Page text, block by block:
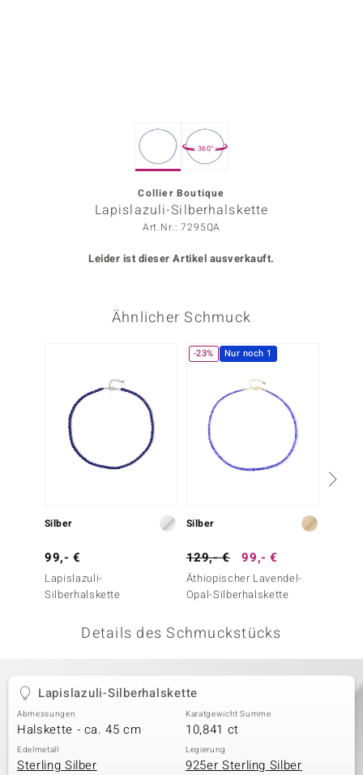
BY DE MELO
360°
Collier Boutique
Lapislazuli-Silberhalskette
Art.Nr.: 7295QA
Leider ist dieser Artikel ausverkauft.
Ähnlicher Schmuck
Silber
99,- €
Lapislazuli-
Silberhalskette
-23% Nur noch 1
Silber
129,- € 99,- €
Äthiopischer Lavendel-
Opal-Silberhalskette
Details des Schmuckstücks
Lapislazuli-Silberhalskette
Abmessungen
Halskette - ca. 45 cm
Karatgewicht Summe
10,841 ct
Edelmetall
Sterling Silber
Legierung
925er Sterling Silber